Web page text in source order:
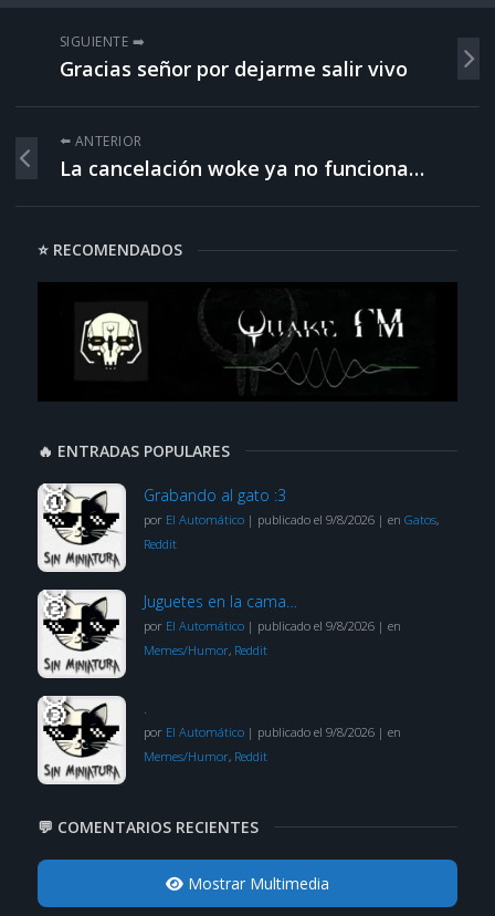
SIGUIENTE ➡️
Gracias señor por dejarme salir vivo
⬅️ ANTERIOR
La cancelación woke ya no funciona…
⭐ RECOMENDADOS
🔥 ENTRADAS POPULARES
Grabando al gato :3
por El Automático| publicado el 9/8/2026| en Gatos,
Reddit
Juguetes en la cama…
por El Automático| publicado el 9/8/2026| en
Memes/Humor, Reddit
por El Automático| publicado el 9/8/2026| en
Memes/Humor, Reddit
💬 COMENTARIOS RECIENTES
Mostrar Multimedia